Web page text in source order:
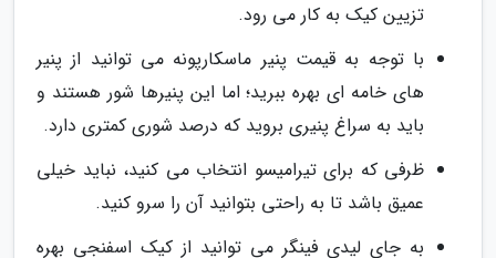
تزیین کیک به کار می رود.
با توجه به قیمت پنیر ماسکارپونه می توانید از پنیر
های خامه ای بهره ببرید؛ اما این پنیرها شور هستند و
باید به سراغ پنیری بروید که درصد شوری کمتری دارد.
ظرفی که برای تیرامیسو انتخاب می کنید، نباید خیلی
عمیق باشد تا به راحتی بتوانید آن را سرو کنید.
به جای لیدی فینگر می توانید از کیک اسفنجی بهره